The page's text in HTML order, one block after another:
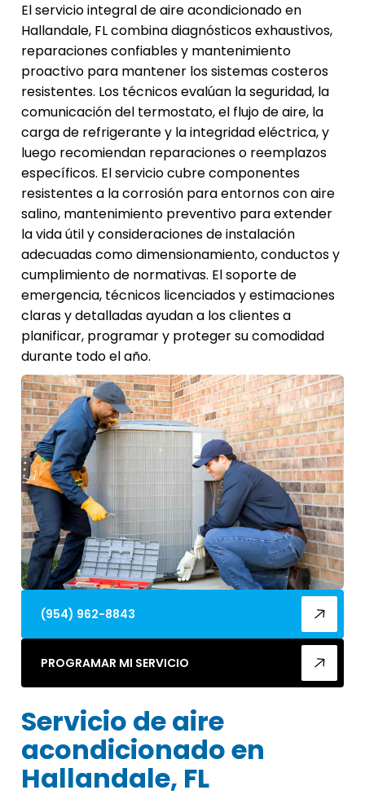
El servicio integral de aire acondicionado en
Hallandale, FL combina diagnósticos exhaustivos,
reparaciones confiables y mantenimiento
proactivo para mantener los sistemas costeros
resistentes. Los técnicos evalúan la seguridad, la
comunicación del termostato, el flujo de aire, la
carga de refrigerante y la integridad eléctrica, y
luego recomiendan reparaciones o reemplazos
específicos. El servicio cubre componentes
resistentes a la corrosión para entornos con aire
salino, mantenimiento preventivo para extender
la vida útil y consideraciones de instalación
adecuadas como dimensionamiento, conductos y
cumplimiento de normativas. El soporte de
emergencia, técnicos licenciados y estimaciones
claras y detalladas ayudan a los clientes a
planificar, programar y proteger su comodidad
durante todo el año.
(954) 962-8843
PROGRAMAR MI SERVICIO
Servicio de aire
acondicionado en
Hallandale, FL